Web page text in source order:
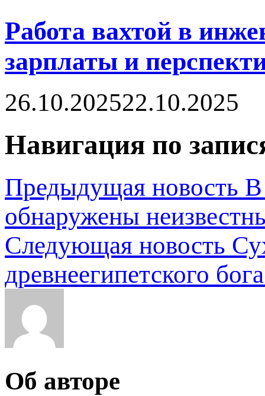
Работа вахтой в
зарплаты и
26.10.202522.10.2025
Навигация по
Предыдущая новость В
обнаружены
Следующая новость
древнеегипетского
Об авторе